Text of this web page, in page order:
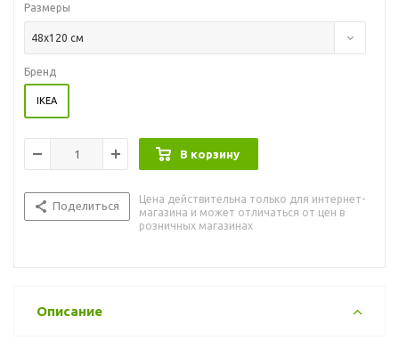
Размеры
48x120 см
Бренд
IKEA
В корзину
Поделиться
Цена действительна только для интернет-
магазина и может отличаться от цен в
розничных магазинах
Описание